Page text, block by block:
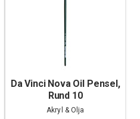
Da Vinci Nova Oil Pensel,
Rund 10
Akryl & Olja